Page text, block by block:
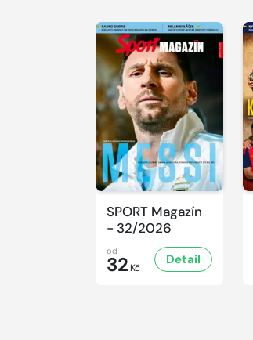
SPORT Magazín
- 32/2026
od
32 Kč
Detail